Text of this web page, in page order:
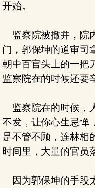
开始。
监察院被撤并，院
门，郭保坤的道审司
朝中百官头上的一把
监察院在的时候还要
监察院在的时候，
不发，让你心生忌惮
是不管不顾，连林相
时间里，大量的官员
因为郭保坤的手段